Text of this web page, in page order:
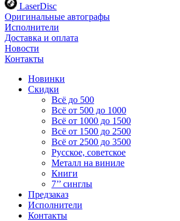
LaserDisc
Оригинальные автографы
Исполнители
Доставка и оплата
Новости
Контакты
Новинки
Скидки
Всё до 500
Всё от 500 до 1000
Всё от 1000 до 1500
Всё от 1500 до 2500
Всё от 2500 до 3500
Русское, советское
Металл на виниле
Книги
7’’ синглы
Предзаказ
Исполнители
Контакты